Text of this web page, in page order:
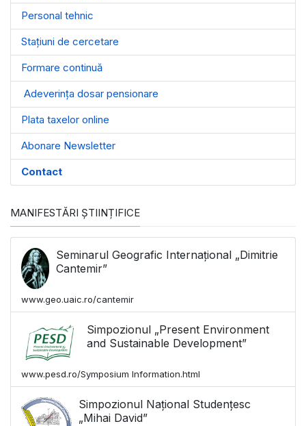
Personal tehnic
Stațiuni de cercetare
Formare continuă
Adeverința dosar pensionare
Plata taxelor online
Abonare Newsletter
Contact
MANIFESTĂRI ȘTIINȚIFICE
Seminarul Geografic Internațional „Dimitrie
Cantemir”
www.geo.uaic.ro/cantemir
Simpozionul „Present Environment
and Sustainable Development”
www.pesd.ro/Symposium Information.html
Simpozionul Național Studențesc
„Mihai David”